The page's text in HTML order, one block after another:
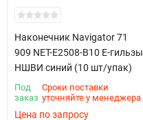
Наконечник Navigator 71
909 NET-E2508-B10 Е-гильзы
НШВИ синий (10 шт/упак)
Под
заказ
Сроки поставки
уточняйте у менеджера
Цена по запросу